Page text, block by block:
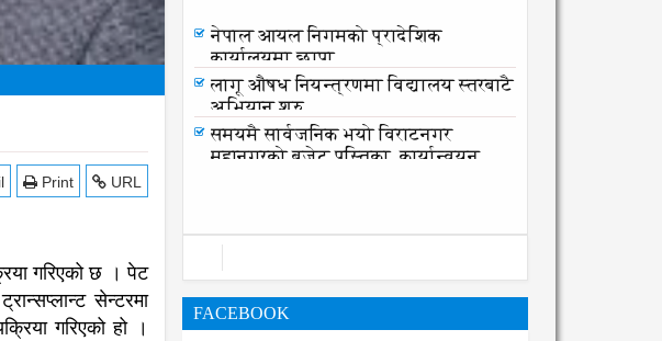
URL
Print
गरिएको छ । पेट
सेन्टरमा
गरिएको हो ।
नेपाल आयल निगमको प्रादेशिक
कार्यालयमा छापा
लागू औषध नियन्त्रणमा विद्यालय स्तरबाटै
अभियान शुरु
समयमै सार्वजनिक भयो विराटनगर
महानगरको बजेट पुस्तिका, कार्यान्वयन
FACEBOOK